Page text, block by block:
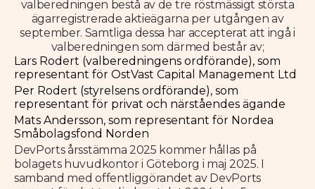
valberedningen bestå av de tre röstmässigt största
ägarregistrerade aktieägarna per utgången av
september. Samtliga dessa har accepterat att ingå i
valberedningen som därmed består av;
Lars Rodert (valberedningens ordförande), som
representant för OstVast Capital Management Ltd
Per Rodert (styrelsens ordförande), som
representant för privat och närståendes ägande
Mats Andersson, som representant för Nordea
Småbolagsfond Norden
DevPorts årsstämma 2025 kommer hållas på
bolagets huvudkontor i Göteborg i maj 2025. I
samband med offentliggörandet av DevPorts